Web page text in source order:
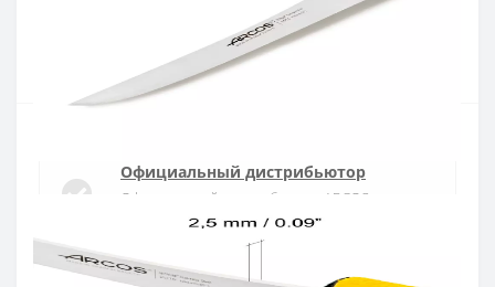
Введите номер телефона и мы перезвоним
Официальный дистрибьютор
Официальный дистрибьютор ARCOS в